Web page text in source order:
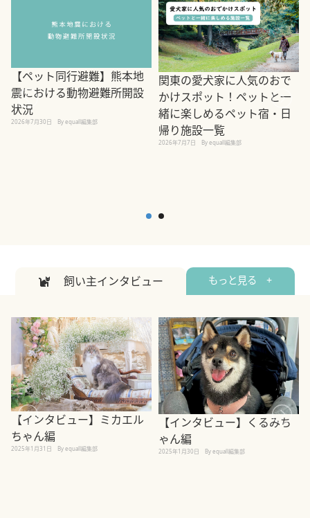
【ペット同行避難】熊本地
震における動物避難所開設
状況
2026年7月30日 By equall編集部
関東の愛犬家に人気のおで
かけスポット！ペットと一
緒に楽しめるペット宿・日
帰り施設一覧
2026年7月7日 By equall編集部
飼い主インタビュー もっと見る +
【インタビュー】ミカエル
ちゃん編
2025年1月31日 By equall編集部
【インタビュー】くるみち
ゃん編
2025年1月30日 By equall編集部